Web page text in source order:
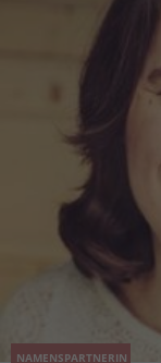
NAMENSPARTNERIN